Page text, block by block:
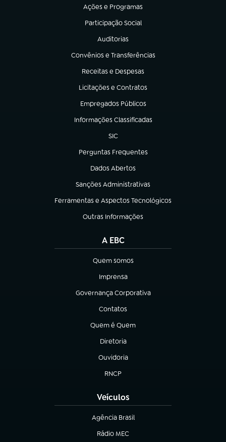
Ações e Programas
(abre em nova aba)
Participação Social
(abre em nova aba)
Auditorias
(abre em nova aba)
Convênios e Transferências
(abre em nova aba)
Receitas e Despesas
(abre em nova aba)
Licitações e Contratos
(abre em nova aba)
Empregados Públicos
(abre em nova aba)
Informações Classificadas
(abre em nova aba)
SIC
(abre em nova aba)
Perguntas Frequentes
(abre em nova aba)
Dados Abertos
(abre em nova aba)
Sanções Administrativas
(abre em nova aba)
Ferramentas e Aspectos Tecnológicos
(abre em nova aba)
Outras Informações
(abre em nova aba)
A EBC
Quem somos
(abre em nova aba)
Imprensa
(abre em nova aba)
Governança Corporativa
(abre em nova aba)
Contatos
(abre em nova aba)
Quem é Quem
(abre em nova aba)
Diretoria
(abre em nova aba)
Ouvidoria
(abre em nova aba)
RNCP
(abre em nova aba)
Veículos
Agência Brasil
(abre em nova aba)
Rádio MEC
(abre em nova aba)